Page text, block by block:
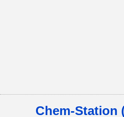
Chem-Station